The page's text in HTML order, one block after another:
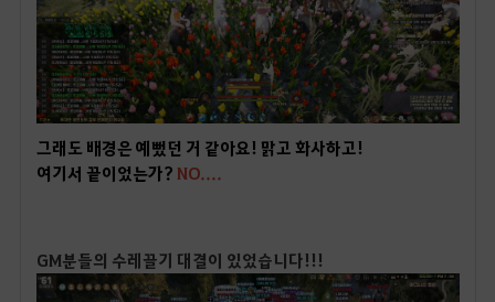
그래도 배경은 예뻤던 거 같아요! 맑고 화사하고!
여기서 끝이었는가? NO....
GM분들의 수레끌기 대결이 있었습니다!!!